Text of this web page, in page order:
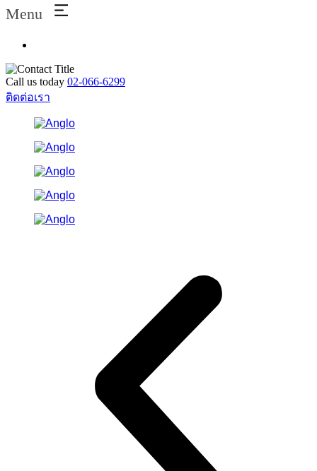
Menu
Call us today 02-066-6299
ติดต่อเรา